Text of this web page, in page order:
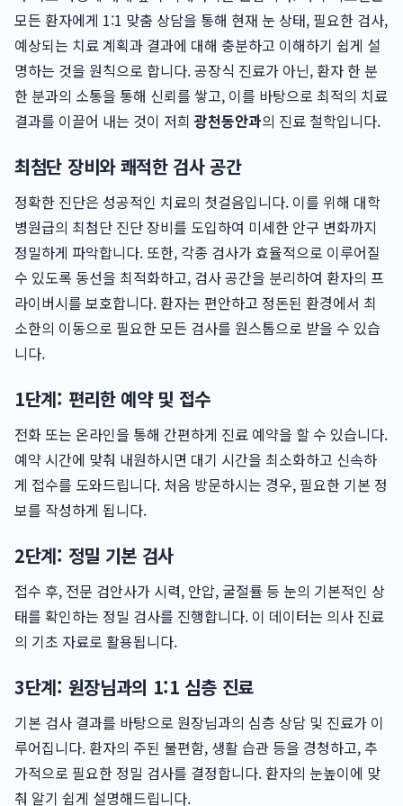
모든 환자에게 1:1 맞춤 상담을 통해 현재 눈 상태, 필요한 검사,
예상되는 치료 계획과 결과에 대해 충분하고 이해하기 쉽게 설
명하는 것을 원칙으로 합니다. 공장식 진료가 아닌, 환자 한 분
한 분과의 소통을 통해 신뢰를 쌓고, 이를 바탕으로 최적의 치료
결과를 이끌어 내는 것이 저희광천동안과의 진료 철학입니다.
최첨단 장비와 쾌적한 검사 공간
정확한 진단은 성공적인 치료의 첫걸음입니다. 이를 위해 대학
병원급의 최첨단 진단 장비를 도입하여 미세한 안구 변화까지
정밀하게 파악합니다. 또한, 각종 검사가 효율적으로 이루어질
수 있도록 동선을 최적화하고, 검사 공간을 분리하여 환자의 프
라이버시를 보호합니다. 환자는 편안하고 정돈된 환경에서 최
소한의 이동으로 필요한 모든 검사를 원스톱으로 받을 수 있습
니다.
1단계: 편리한 예약 및 접수
전화 또는 온라인을 통해 간편하게 진료 예약을 할 수 있습니다.
예약 시간에 맞춰 내원하시면 대기 시간을 최소화하고 신속하
게 접수를 도와드립니다. 처음 방문하시는 경우, 필요한 기본 정
보를 작성하게 됩니다.
2단계: 정밀 기본 검사
접수 후, 전문 검안사가 시력, 안압, 굴절률 등 눈의 기본적인 상
태를 확인하는 정밀 검사를 진행합니다. 이 데이터는 의사 진료
의 기초 자료로 활용됩니다.
3단계: 원장님과의 1:1 심층 진료
기본 검사 결과를 바탕으로 원장님과의 심층 상담 및 진료가 이
루어집니다. 환자의 주된 불편함, 생활 습관 등을 경청하고, 추
가적으로 필요한 정밀 검사를 결정합니다. 환자의 눈높이에 맞
춰 알기 쉽게 설명해드립니다.